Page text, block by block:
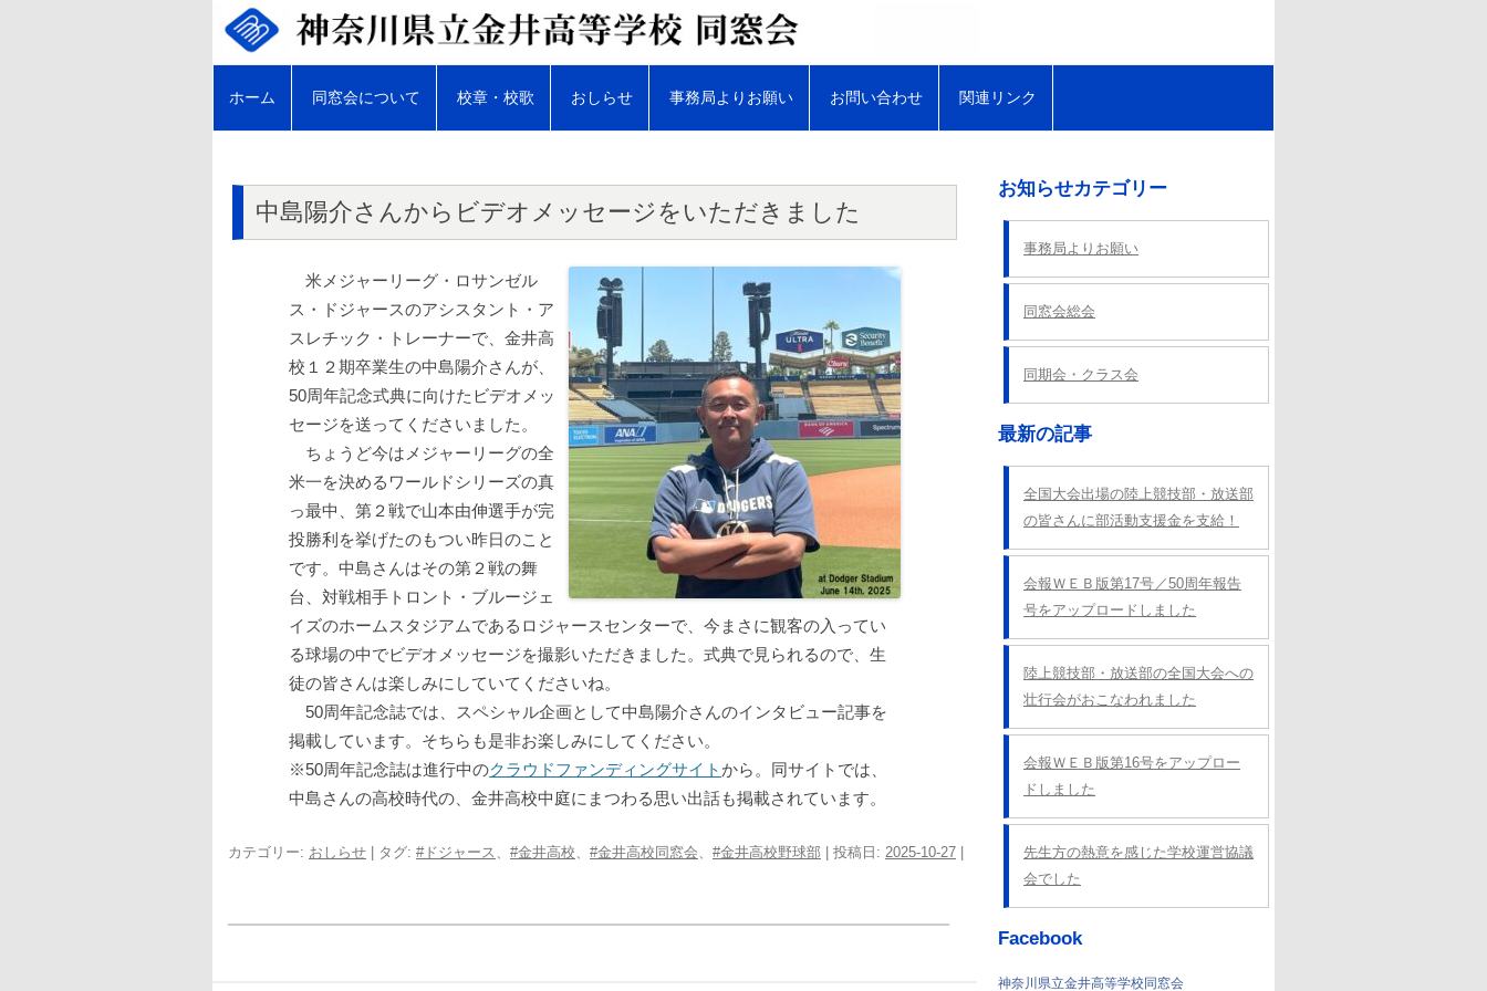
ン
テ
ツ
ッ
ホーム 同窓会について
金井高等学校同窓会会則
部活動支援制度規約
慶弔規約
同窓会役員
校章・校歌 おしらせ
ＷＥＢ版同窓会報
事務局よりお願い お問い合わせ 関連リンク
中島陽介さんからビデオメッセージをいただきました
米メジャーリーグ・ロサンゼル
ス・ドジャースのアシスタント・ア
スレチック・トレーナーで、金井高
校１２期卒業生の中島陽介さんが、
50周年記念式典に向けたビデオメッ
セージを送ってくださいました。
ちょうど今はメジャーリーグの全
米一を決めるワールドシリーズの真
っ最中、第２戦で山本由伸選手が完
投勝利を挙げたのもつい昨日のこと
です。中島さんはその第２戦の舞
台、対戦相手トロント・ブルージェ
イズのホームスタジアムであるロジャースセンターで、今まさに観客の入ってい
る球場の中でビデオメッセージを撮影いただきました。式典で見られるので、生
徒の皆さんは楽しみにしていてくださいね。
50周年記念誌では、スペシャル企画として中島陽介さんのインタビュー記事を
掲載しています。そちらも是非お楽しみにしてください。
※50周年記念誌は進行中のクラウドファンディングサイトから。同サイトでは、
中島さんの高校時代の、金井高校中庭にまつわる思い出話も掲載されています。
カテゴリー: おしらせ | タグ: #ドジャース 、 #金井高校、 #金井高校同窓会、 #金井高校野球部 | 投稿日: 2025-10-27
お知らせカテゴリー
事務局よりお願い
同窓会総会
同期会・クラス会
最新の記事
全国大会出場の陸上競技部・放送部
の皆さんに部活動支援金を支給！
会報ＷＥＢ版第17号／50周年報告
号をアップロードしました
陸上競技部・放送部の全国大会への
壮行会がおこなわれました
会報ＷＥＢ版第16号をアップロー
ドしました
先生方の熱意を感じた学校運営協議
会でした
Facebook
神奈川県立金井高等学校同窓会